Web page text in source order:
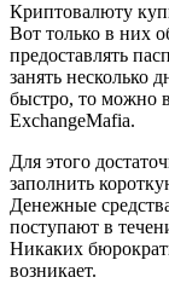
Криптовалюту
Вот только в них
предоставлять
занять несколько
быстро, то можно
ExchangeMafia.
Для этого
заполнить
Денежные
поступают в
Никаких
возникает.